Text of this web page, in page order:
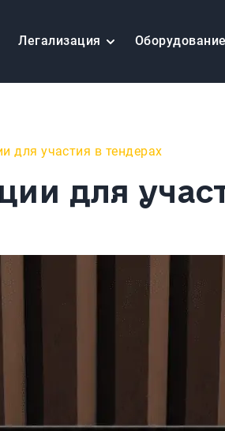
Легализация Оборудование
для участия в тендерах
для